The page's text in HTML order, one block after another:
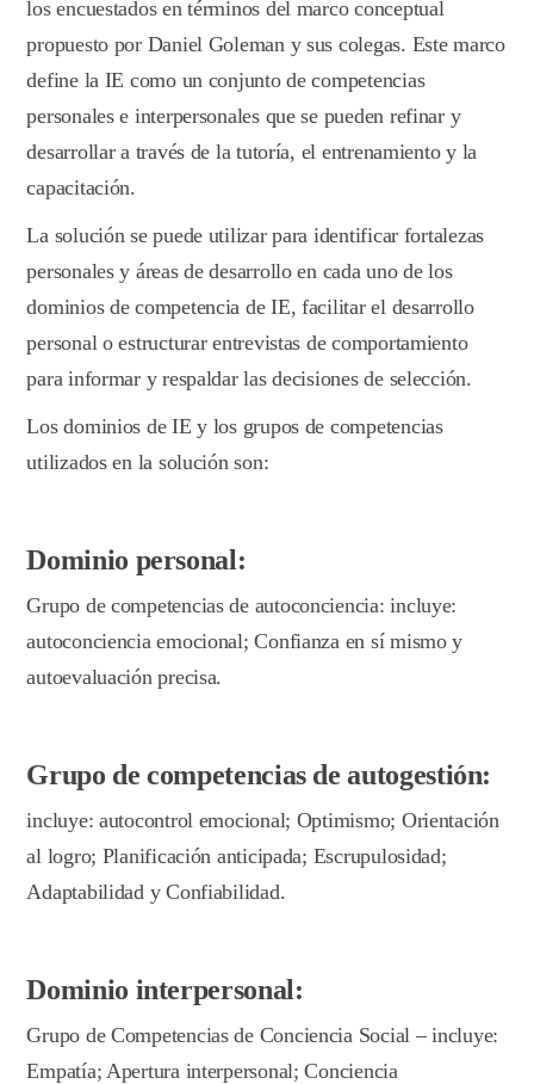
los encuestados en términos del marco conceptual
propuesto por Daniel Goleman y sus colegas. Este marco
define la IE como un conjunto de competencias
personales e interpersonales que se pueden refinar y
desarrollar a través de la tutoría, el entrenamiento y la
capacitación.
La solución se puede utilizar para identificar fortalezas
personales y áreas de desarrollo en cada uno de los
dominios de competencia de IE, facilitar el desarrollo
personal o estructurar entrevistas de comportamiento
para informar y respaldar las decisiones de selección.
Los dominios de IE y los grupos de competencias
utilizados en la solución son:
Dominio personal:
Grupo de competencias de autoconciencia: incluye:
autoconciencia emocional; Confianza en sí mismo y
autoevaluación precisa.
Grupo de competencias de autogestión:
incluye: autocontrol emocional; Optimismo; Orientación
al logro; Planificación anticipada; Escrupulosidad;
Adaptabilidad y Confiabilidad.
Dominio interpersonal:
Grupo de Competencias de Conciencia Social – incluye:
Empatía; Apertura interpersonal; Conciencia